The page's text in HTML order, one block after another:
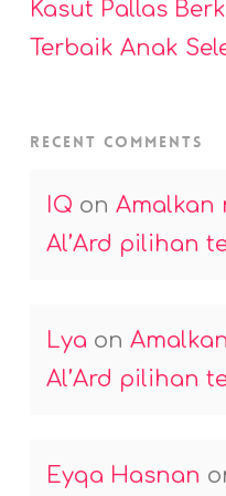
Kasut Pallas
Terbaik Anak
Recent Comments
IQ on Amalkan
Al’Ard pilihan
Lya on
Al’Ard pilihan
Eyqa Hasnan